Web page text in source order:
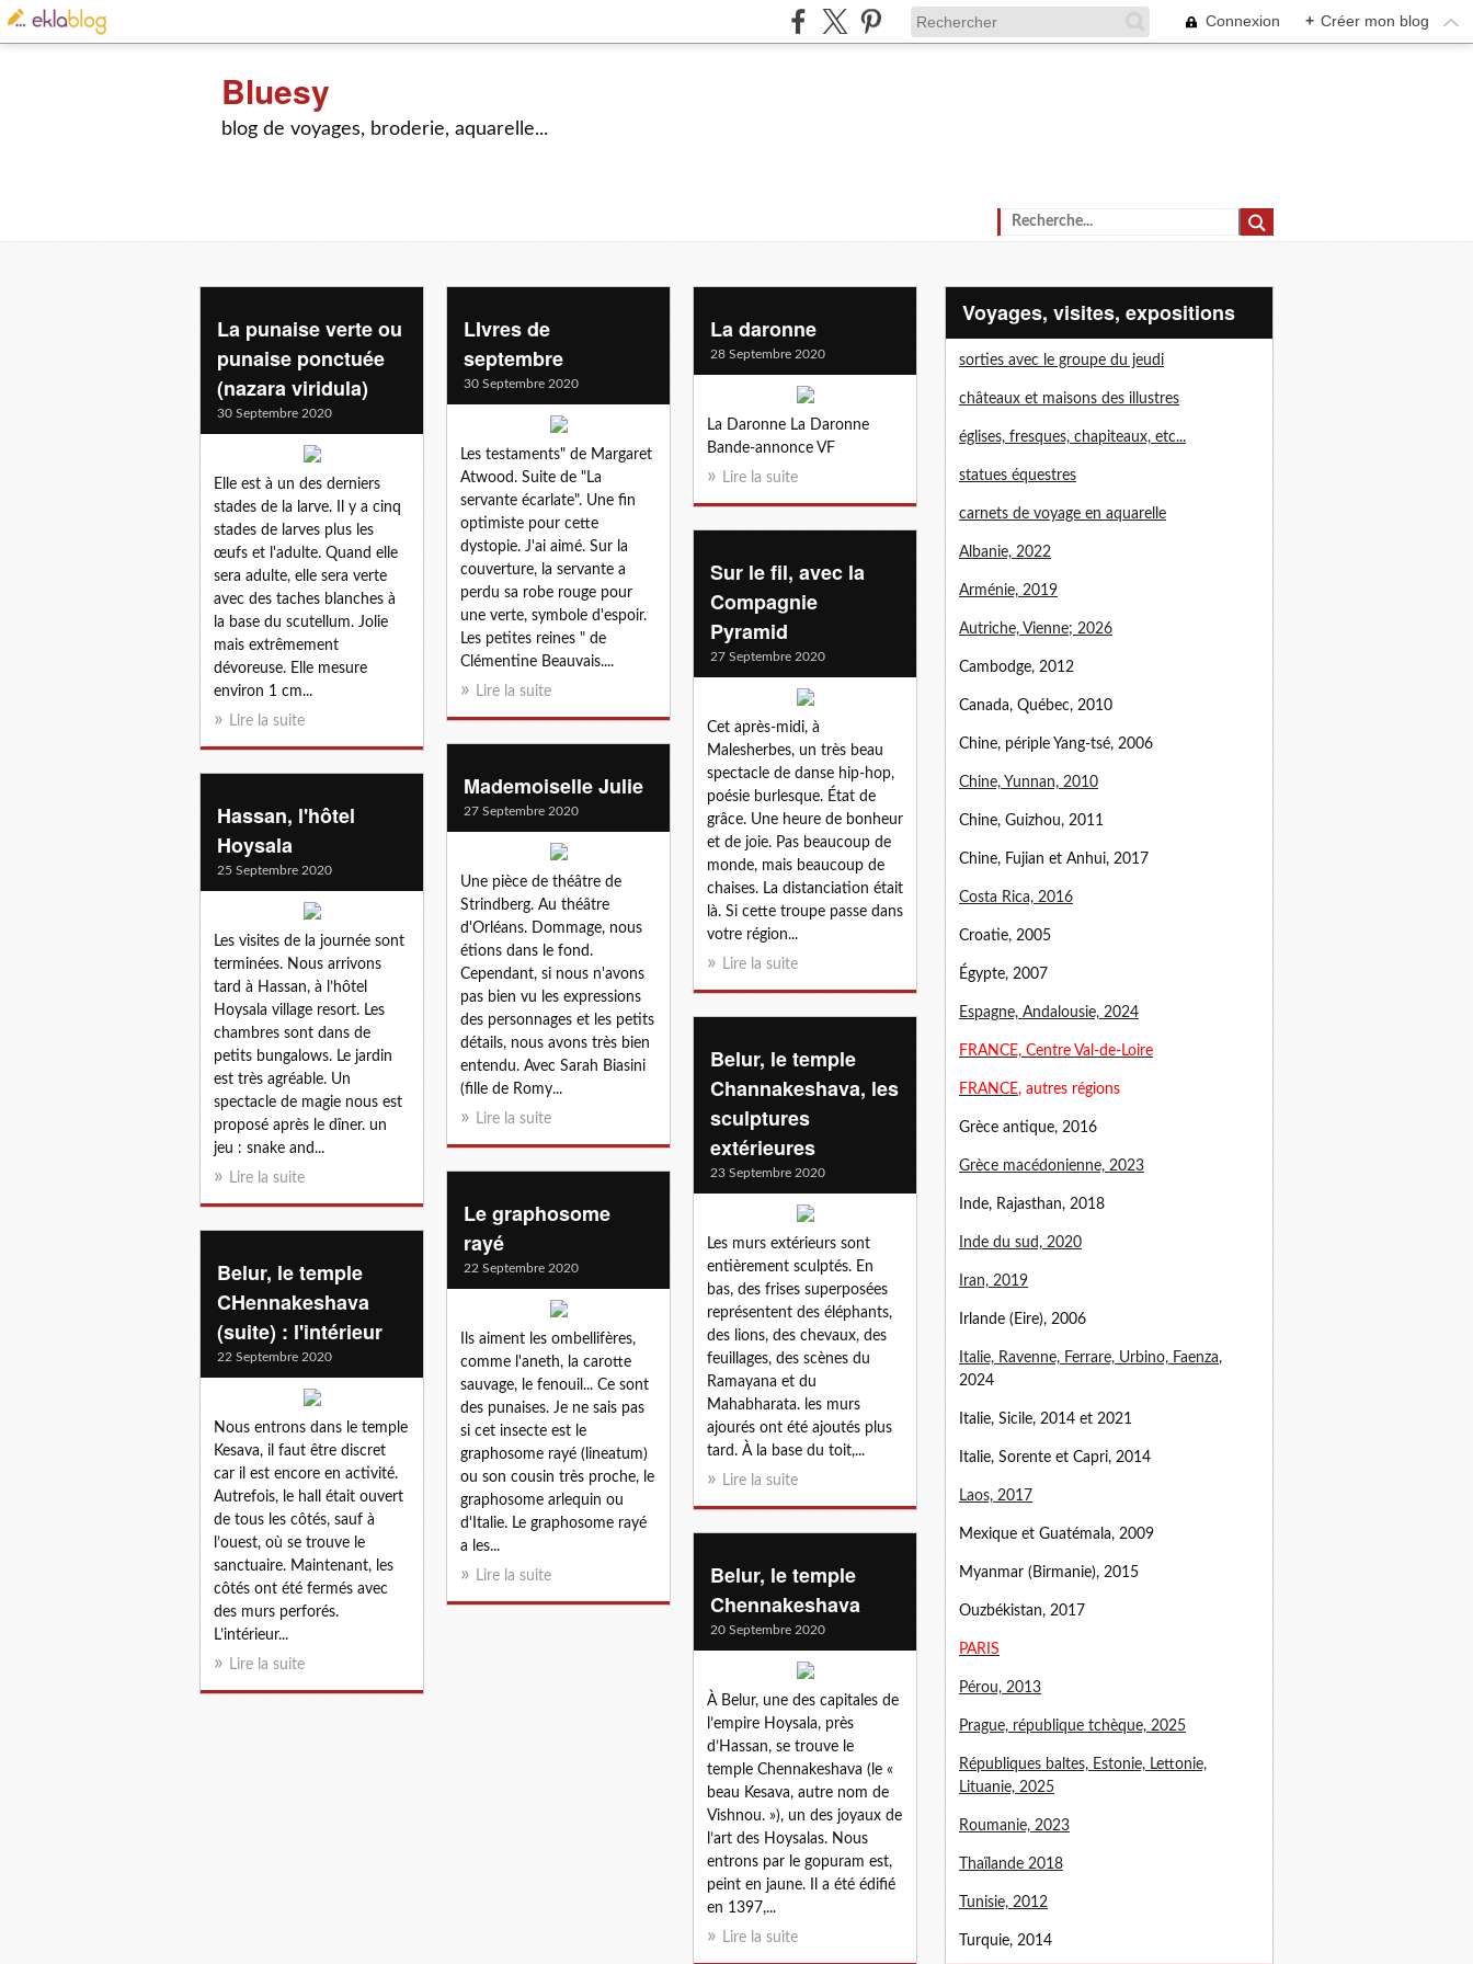
Connexion + Créer mon blog
Bluesy
blog de voyages, broderie, aquarelle...
La punaise verte ou
punaise ponctuée
(nazara viridula)
30 Septembre 2020
Elle est à un des derniers
stades de la larve. Il y a cinq
stades de larves plus les
œufs et l'adulte. Quand elle
sera adulte, elle sera verte
avec des taches blanches à
la base du scutellum. Jolie
mais extrêmement
dévoreuse. Elle mesure
environ 1 cm...
Lire la suite
LIvres de
septembre
30 Septembre 2020
Les testaments" de Margaret
Atwood. Suite de "La
servante écarlate". Une fin
optimiste pour cette
dystopie. J'ai aimé. Sur la
couverture, la servante a
perdu sa robe rouge pour
une verte, symbole d'espoir.
Les petites reines " de
Clémentine Beauvais....
Lire la suite
La daronne
28 Septembre 2020
La Daronne La Daronne
Bande-annonce VF
Lire la suite
Sur le fil, avec la
Compagnie
Pyramid
27 Septembre 2020
Cet après-midi, à
Malesherbes, un très beau
spectacle de danse hip-hop,
poésie burlesque. État de
grâce. Une heure de bonheur
et de joie. Pas beaucoup de
monde, mais beaucoup de
chaises. La distanciation était
là. Si cette troupe passe dans
votre région...
Lire la suite
Mademoiselle Julie
27 Septembre 2020
Une pièce de théâtre de
Strindberg. Au théâtre
d'Orléans. Dommage, nous
étions dans le fond.
Cependant, si nous n'avons
pas bien vu les expressions
des personnages et les petits
détails, nous avons très bien
entendu. Avec Sarah Biasini
(fille de Romy...
Lire la suite
Hassan, l'hôtel
Hoysala
25 Septembre 2020
Les visites de la journée sont
terminées. Nous arrivons
tard à Hassan, à l’hôtel
Hoysala village resort. Les
chambres sont dans de
petits bungalows. Le jardin
est très agréable. Un
spectacle de magie nous est
proposé après le dîner. un
jeu : snake and...
Lire la suite
Belur, le temple
Channakeshava, les
sculptures
extérieures
23 Septembre 2020
Les murs extérieurs sont
entièrement sculptés. En
bas, des frises superposées
représentent des éléphants,
des lions, des chevaux, des
feuillages, des scènes du
Ramayana et du
Mahabharata. les murs
ajourés ont été ajoutés plus
tard. À la base du toit,...
Lire la suite
Le graphosome
rayé
22 Septembre 2020
Ils aiment les ombellifères,
comme l'aneth, la carotte
sauvage, le fenouil... Ce sont
des punaises. Je ne sais pas
si cet insecte est le
graphosome rayé (lineatum)
ou son cousin très proche, le
graphosome arlequin ou
d'Italie. Le graphosome rayé
a les...
Lire la suite
Belur, le temple
CHennakeshava
(suite) : l'intérieur
22 Septembre 2020
Nous entrons dans le temple
Kesava, il faut être discret
car il est encore en activité.
Autrefois, le hall était ouvert
de tous les côtés, sauf à
l’ouest, où se trouve le
sanctuaire. Maintenant, les
côtés ont été fermés avec
des murs perforés.
L’intérieur...
Lire la suite
Belur, le temple
Chennakeshava
20 Septembre 2020
À Belur, une des capitales de
l’empire Hoysala, près
d’Hassan, se trouve le
temple Chennakeshava (le «
beau Kesava, autre nom de
Vishnou. »), un des joyaux de
l’art des Hoysalas. Nous
entrons par le gopuram est,
peint en jaune. Il a été édifié
en 1397,...
Lire la suite
voyages, visites, expositions
sorties avec le groupe du jeudi
châteaux et maisons des illustres
églises, fresques, chapiteaux, etc...
statues équestres
carnets de voyage en aquarelle
Albanie, 2022
Arménie, 2019
Autriche, Vienne; 2026
Cambodge, 2012
Canada, Québec, 2010
Chine, périple Yang-tsé, 2006
Chine, Yunnan, 2010
Chine, Guizhou, 2011
Chine, Fujian et Anhui, 2017
Costa Rica, 2016
Croatie, 2005
Égypte, 2007
Espagne, Andalousie, 2024
FRANCE, Centre Val-de-Loire
FRANCE, autres régions
Grèce antique, 2016
Grèce macédonienne, 2023
Inde, Rajasthan, 2018
Inde du sud, 2020
Iran, 2019
Irlande (Eire), 2006
Italie, Ravenne, Ferrare, Urbino, Faenza,
2024
Italie, Sicile, 2014 et 2021
Italie, Sorente et Capri, 2014
Laos, 2017
Mexique et Guatémala, 2009
Myanmar (Birmanie), 2015
Ouzbékistan, 2017
PARIS
Pérou, 2013
Prague, république tchèque, 2025
Républiques baltes, Estonie, Lettonie,
Lituanie, 2025
Roumanie, 2023
Thaïlande 2018
Tunisie, 2012
Turquie, 2014